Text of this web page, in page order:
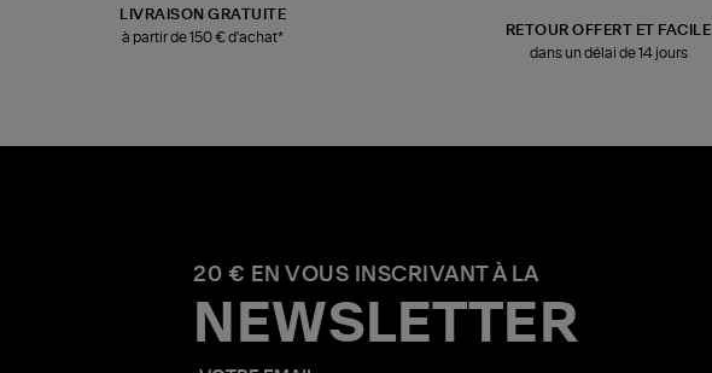
LIVRAISON GRATUITE
à partir de 150 € d'achat*
RETOUR OFFERT ET FACILE
dans un délai de 14 jours
20 € EN VOUS INSCRIVANT À LA
NEWSLETTER